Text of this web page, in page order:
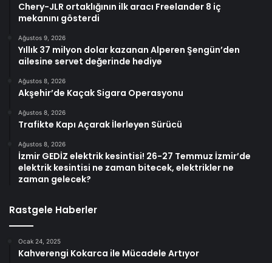
Chery-JLR ortaklığının ilk aracı Freelander 8 iç
mekanını gösterdi
Ağustos 9, 2026
Yıllık 37 milyon dolar kazanan Alperen Şengün’den
ailesine servet değerinde hediye
Ağustos 8, 2026
Akşehir’de Kaçak Sigara Operasyonu
Ağustos 8, 2026
Trafikte Kapı Açarak İlerleyen Sürücü
Ağustos 8, 2026
İzmir GEDİZ elektrik kesintisi! 26-27 Temmuz İzmir’de
elektrik kesintisi ne zaman bitecek, elektrikler ne
zaman gelecek?
Rastgele Haberler
Ocak 24, 2025
Kahverengi Kokarca ile Mücadele Artıyor